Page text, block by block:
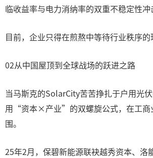
临收益率与电力消纳率的双重不稳定性冲
目前，企业只得在煎熬中等待行业秩序的
02从中国屋顶到全球战场的跃进之路
当马斯克的SolarCity苦苦挣扎于户用光
用“资本×产业”的双螺旋公式，在工商
围。
25年2月，保碧新能源联袂越秀资本、洛